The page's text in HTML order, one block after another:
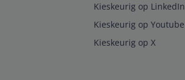
Kieskeurig op LinkedIn
Kieskeurig op Youtube
Kieskeurig op X